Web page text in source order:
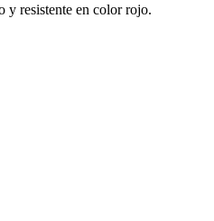
y resistente en color rojo.